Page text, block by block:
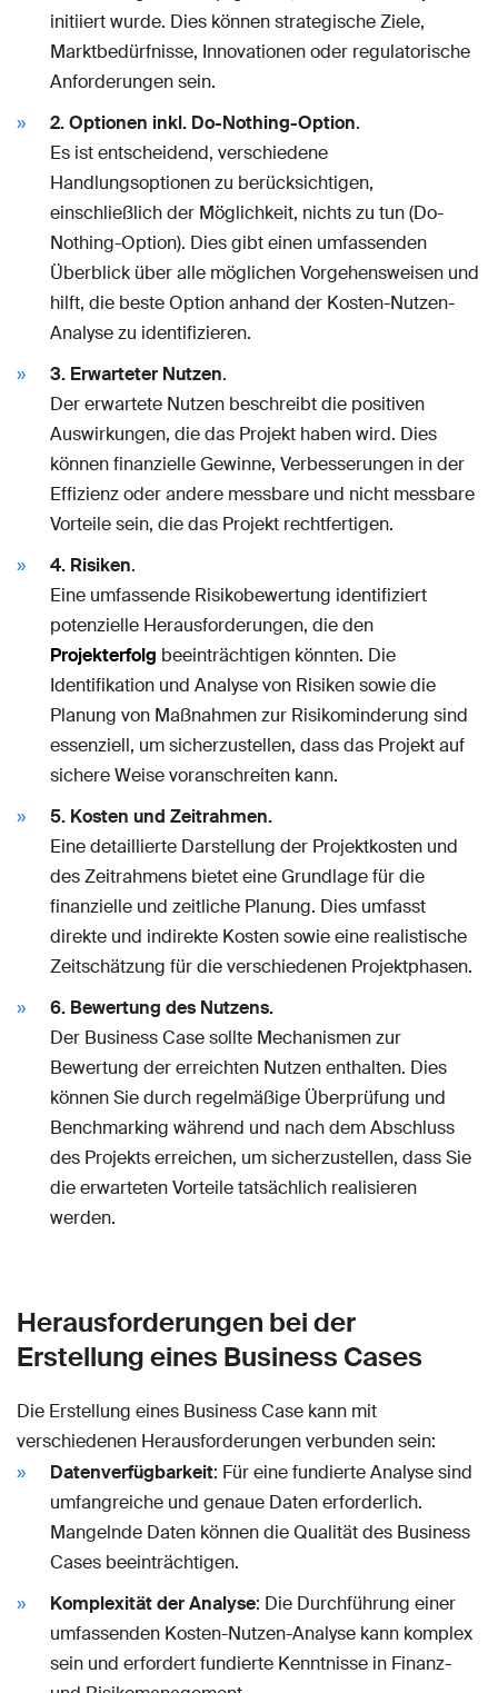
initiiert wurde. Dies können strategische Ziele,
Marktbedürfnisse, Innovationen oder regulatorische
Anforderungen sein.
2. Optionen inkl. Do-Nothing-Option.
Es ist entscheidend, verschiedene
Handlungsoptionen zu berücksichtigen,
einschließlich der Möglichkeit, nichts zu tun (Do-
Nothing-Option). Dies gibt einen umfassenden
Überblick über alle möglichen Vorgehensweisen und
hilft, die beste Option anhand der Kosten-Nutzen-
Analyse zu identifizieren.
3. Erwarteter Nutzen.
Der erwartete Nutzen beschreibt die positiven
Auswirkungen, die das Projekt haben wird. Dies
können finanzielle Gewinne, Verbesserungen in der
Effizienz oder andere messbare und nicht messbare
Vorteile sein, die das Projekt rechtfertigen.
4. Risiken.
Eine umfassende Risikobewertung identifiziert
potenzielle Herausforderungen, die den
Projekterfolg beeinträchtigen könnten. Die
Identifikation und Analyse von Risiken sowie die
Planung von Maßnahmen zur Risikominderung sind
essenziell, um sicherzustellen, dass das Projekt auf
sichere Weise voranschreiten kann.
5. Kosten und Zeitrahmen.
Eine detaillierte Darstellung der Projektkosten und
des Zeitrahmens bietet eine Grundlage für die
finanzielle und zeitliche Planung. Dies umfasst
direkte und indirekte Kosten sowie eine realistische
Zeitschätzung für die verschiedenen Projektphasen.
6. Bewertung des Nutzens.
Der Business Case sollte Mechanismen zur
Bewertung der erreichten Nutzen enthalten. Dies
können Sie durch regelmäßige Überprüfung und
Benchmarking während und nach dem Abschluss
des Projekts erreichen, um sicherzustellen, dass Sie
die erwarteten Vorteile tatsächlich realisieren
werden.
Herausforderungen bei der
Erstellung eines Business Cases
Die Erstellung eines Business Case kann mit
verschiedenen Herausforderungen verbunden sein:
Datenverfügbarkeit: Für eine fundierte Analyse sind
umfangreiche und genaue Daten erforderlich.
Mangelnde Daten können die Qualität des Business
Cases beeinträchtigen.
Komplexität der Analyse: Die Durchführung einer
umfassenden Kosten-Nutzen-Analyse kann komplex
sein und erfordert fundierte Kenntnisse in Finanz-